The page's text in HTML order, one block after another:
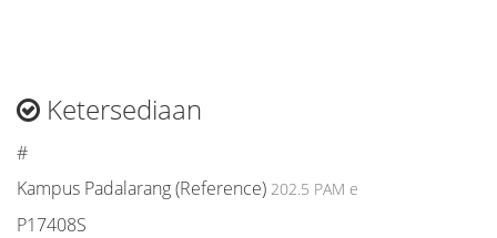
Ketersediaan
#
Kampus Padalarang (Reference) 202.5 PAM e
P17408S